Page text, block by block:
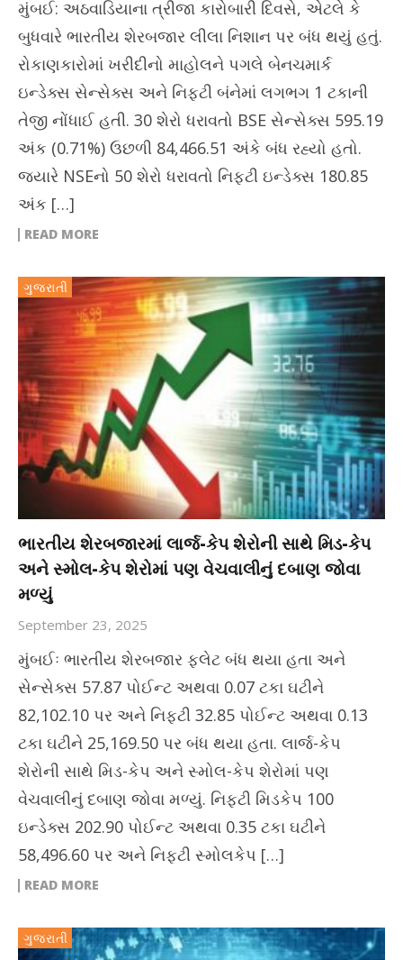
મુંબઈ: અઠવાડિયાના ત્રીજા કારોબારી દિવસે, એટલે કે
બુધવારે ભારતીય શેરબજાર લીલા નિશાન પર બંધ થયું હતું.
રોકાણકારોમાં ખરીદીનો માહોલને પગલે બેનચમાર્ક
ઇન્ડેક્સ સેન્સેક્સ અને નિફ્ટી બંનેમાં લગભગ 1 ટકાની
તેજી નોંધાઈ હતી. 30 શેરો ધરાવતો BSE સેન્સેક્સ 595.19
અંક (0.71%) ઉછળી 84,466.51 અંકે બંધ રહ્યો હતો.
જ્યારે NSEનો 50 શેરો ધરાવતો નિફ્ટી ઇન્ડેક્સ 180.85
અંક […]
READ MORE
ગુજરાતી
ભારતીય શેરબજારમાં લાર્જ-કેપ શેરોની સાથે મિડ-કેપ
અને સ્મોલ-કેપ શેરોમાં પણ વેચવાલીનું દબાણ જોવા
મળ્યું
September 23, 2025
મુંબઈઃ ભારતીય શેરબજાર ફ્લેટ બંધ થયા હતા અને
સેન્સેક્સ 57.87 પોઈન્ટ અથવા 0.07 ટકા ઘટીને
82,102.10 પર અને નિફ્ટી 32.85 પોઈન્ટ અથવા 0.13
ટકા ઘટીને 25,169.50 પર બંધ થયા હતા. લાર્જ-કેપ
શેરોની સાથે મિડ-કેપ અને સ્મોલ-કેપ શેરોમાં પણ
વેચવાલીનું દબાણ જોવા મળ્યું. નિફ્ટી મિડકેપ 100
ઇન્ડેક્સ 202.90 પોઈન્ટ અથવા 0.35 ટકા ઘટીને
58,496.60 પર અને નિફ્ટી સ્મોલકેપ […]
READ MORE
ગુજરાતી